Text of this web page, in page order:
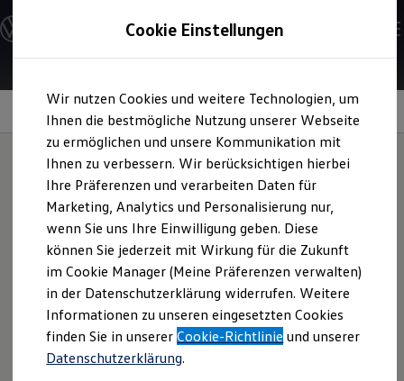
Hauptinhalt
springen
Footer
springen
Modelle und Konfigurator
Konfigurator
Modelle vergleichen
Elektroautos
ENERGY Sondermodelle
Nutzfahrzeuge
SUV und CUV
Familienautos
Kombis
Kompaktwagen
Sportwagen
Schnell verfügbare Fahrzeuge
Angebote und Produkte
Aktuelle Angebote
E-Auto-Förderung
Volkswagen Marktplatz
Die ENERGY Sondermodelle
Junge Gebrauchtwagen und Gebrauchtwagen
Volkswagen Zertifizierte Gebrauchtwagen
Elektromobilität bei Gebrauchtwagen
Assistenzsyteme für mehr Sicherheit
Assistenzsyteme für
mehr Sicherheit im
Überblick:
Proaktives Insassenschutzsystem
Notbremsassistent „Front Assist“
Cookie Einstellungen
Wir nutzen Cookies und weitere Technologien, um
Ihnen die bestmögliche Nutzung unserer Webseite
zu ermöglichen und unsere Kommunikation mit
Ihnen zu verbessern. Wir berücksichtigen hierbei
Ihre Präferenzen und verarbeiten Daten für
Marketing, Analytics und Personalisierung nur,
wenn Sie uns Ihre Einwilligung geben. Diese
können Sie jederzeit mit Wirkung für die Zukunft
im Cookie Manager (Meine Präferenzen verwalten)
in der Datenschutzerklärung widerrufen. Weitere
Informationen zu unseren eingesetzten Cookies
finden Sie in unsererCookie-Richtlinie und unserer
Datenschutzerklärung.